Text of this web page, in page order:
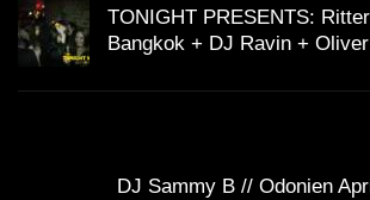
TONIGHT PRESENTS:
Bangkok + DJ Ravin +
DJ Sammy B // Odonien